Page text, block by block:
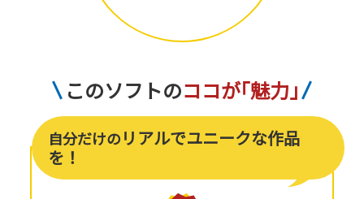
このソフトのココが「魅力 」
自分だけのリアルでユニークな作品
を！